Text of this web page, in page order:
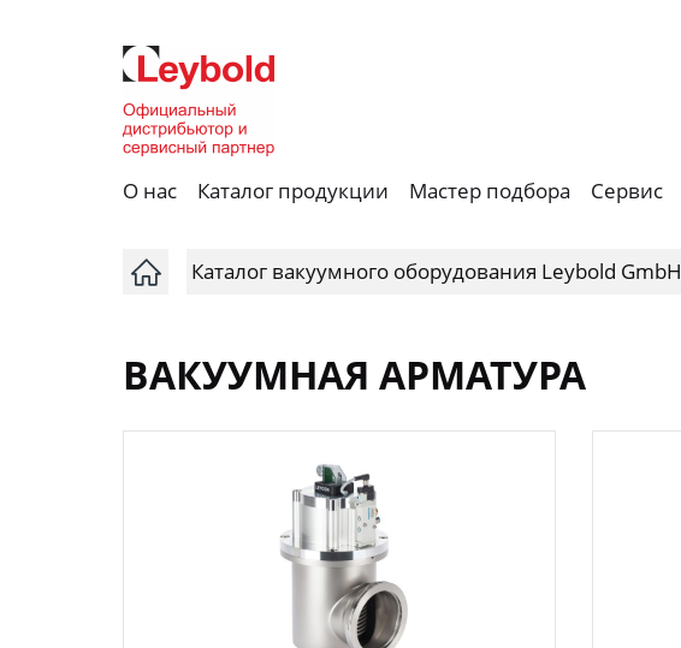
О нас Каталог продукции Мастер подбора Сервис
Каталог вакуумного оборудования Leybold GmbH
ВАКУУМНАЯ АРМАТУРА